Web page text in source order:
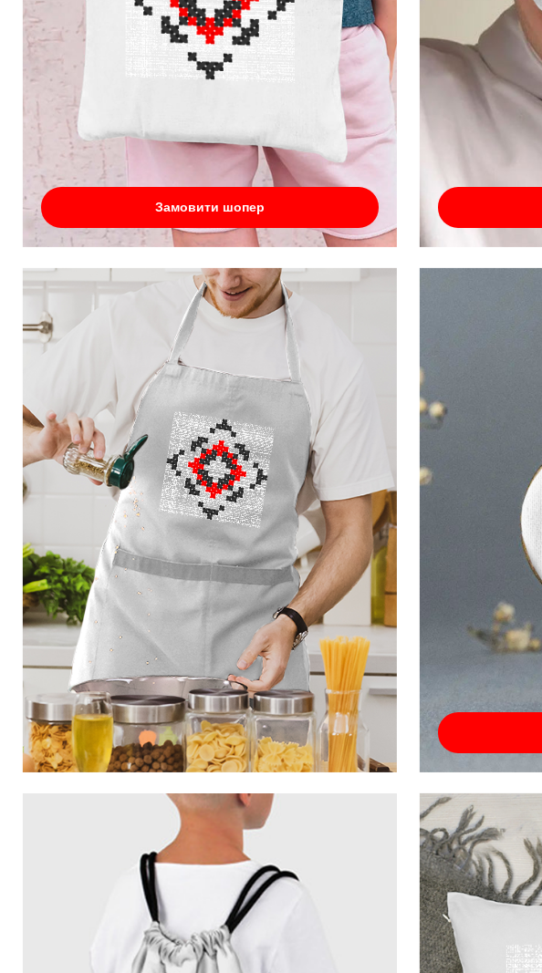
Замовити шопер